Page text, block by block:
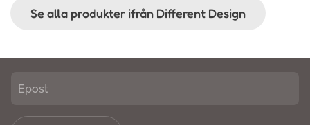
Se alla produkter ifrån Different Design